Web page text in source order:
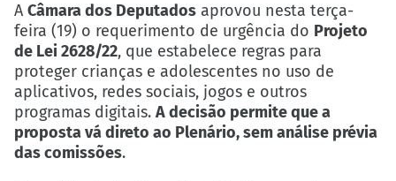
A Câmara dos Deputados aprovou nesta terça-
feira (19) o requerimento de urgência do Projeto
de Lei 2628/22, que estabelece regras para
proteger crianças e adolescentes no uso de
aplicativos, redes sociais, jogos e outros
programas digitais. A decisão permite que a
proposta vá direto ao Plenário, sem análise prévia
das comissões.